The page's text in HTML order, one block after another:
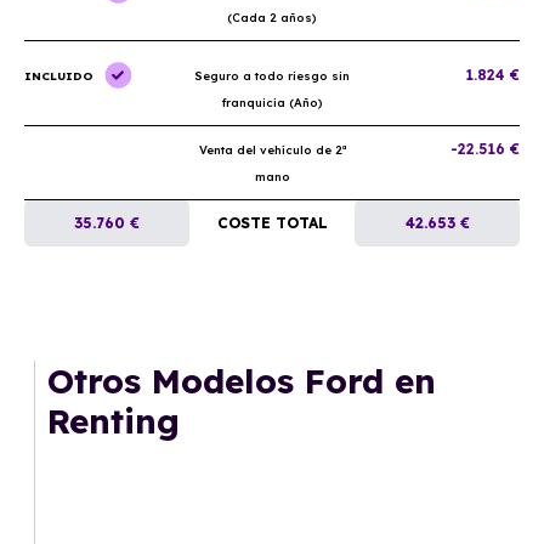
(Cada 2 años)
INCLUIDO
Seguro a todo riesgo sin
franquicia (Año)
1.824 €
Venta del vehículo de 2ª
mano
-22.516 €
35.760 € COSTE TOTAL 42.653 €
Otros Modelos Ford en
Renting